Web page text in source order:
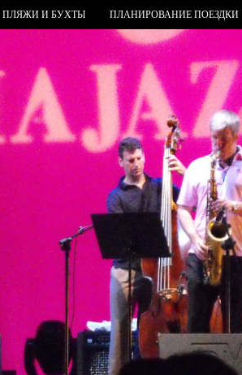
ПЛЯЖИ И БУХТЫ ПЛАНИРОВАНИЕ ПОЕЗДКИ